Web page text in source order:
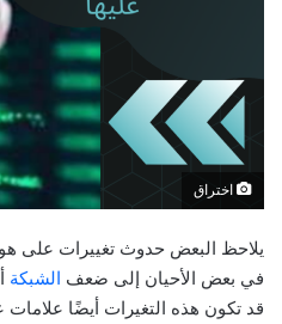
اختراق
يلاحظ البعض حدوث تغييرات على
في بعض الأحيان إلى ضعف الشبكة
قد تكون هذه التغيرات أيضًا علامات